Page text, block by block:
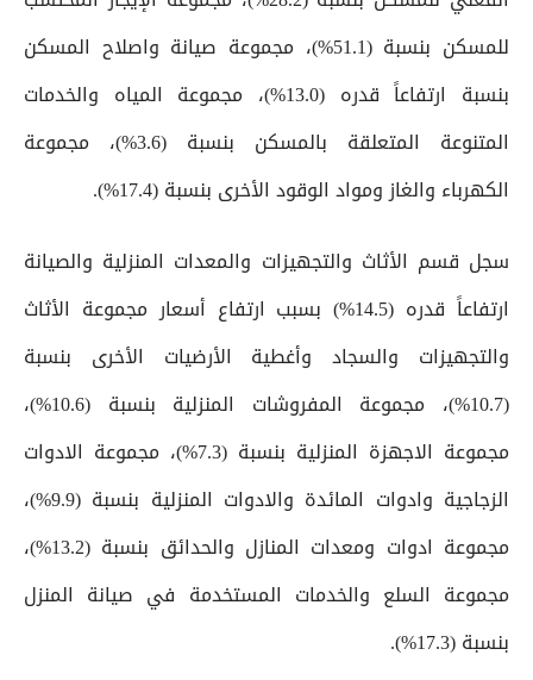
للمسكن بنسبة (51.1%)، مجموعة صيانة واصلاح المسكن
بنسبة ارتفاعاً قدره (13.0%)، مجموعة المياه والخدمات
المتنوعة المتعلقة بالمسكن بنسبة (3.6%)، مجموعة
الكهرباء والغاز ومواد الوقود الأخرى بنسبة (17.4%).
سجل قسم الأثاث والتجهيزات والمعدات المنزلية والصيانة
ارتفاعاً قدره (14.5%) بسبب ارتفاع أسعار مجموعة الأثاث
والتجهيزات والسجاد وأغطية الأرضيات الأخرى بنسبة
(10.7%)، مجموعة المفروشات المنزلية بنسبة (10.6%)،
مجموعة الاجهزة المنزلية بنسبة (7.3%)، مجموعة الادوات
الزجاجية وادوات المائدة والادوات المنزلية بنسبة (9.9%)،
مجموعة ادوات ومعدات المنازل والحدائق بنسبة (13.2%)،
مجموعة السلع والخدمات المستخدمة في صيانة المنزل
بنسبة (17.3%).